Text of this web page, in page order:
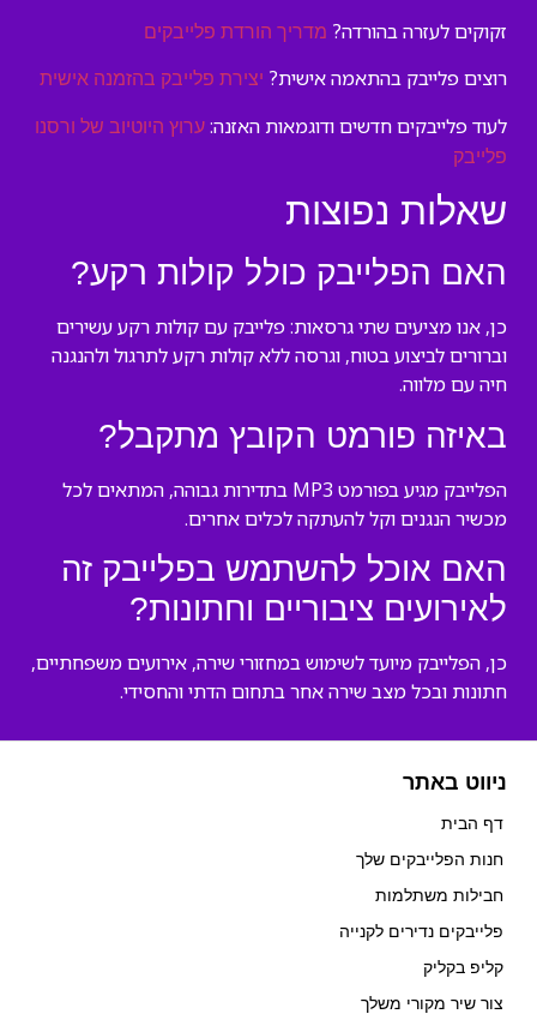
זקוקים לעזרה בהורדה? מדריך הורדת פלייבקים
רוצים פלייבק בהתאמה אישית? יצירת פלייבק בהזמנה אישית
לעוד פלייבקים חדשים ודוגמאות האזנה: ערוץ היוטיוב של ורסנו
פלייבק
שאלות נפוצות
האם הפלייבק כולל קולות רקע?
כן, אנו מציעים שתי גרסאות: פלייבק עם קולות רקע עשירים
וברורים לביצוע בטוח, וגרסה ללא קולות רקע לתרגול ולהנגנה
חיה עם מלווה.
באיזה פורמט הקובץ מתקבל?
הפלייבק מגיע בפורמט MP3 בתדירות גבוהה, המתאים לכל
מכשיר הנגנים וקל להעתקה לכלים אחרים.
האם אוכל להשתמש בפלייבק זה
לאירועים ציבוריים וחתונות?
כן, הפלייבק מיועד לשימוש במחזורי שירה, אירועים משפחתיים,
חתונות ובכל מצב שירה אחר בתחום הדתי והחסידי.
ניווט באתר
דף הבית
חנות הפלייבקים שלך
חבילות משתלמות
פלייבקים נדירים לקנייה
קליפ בקליק
צור שיר מקורי משלך